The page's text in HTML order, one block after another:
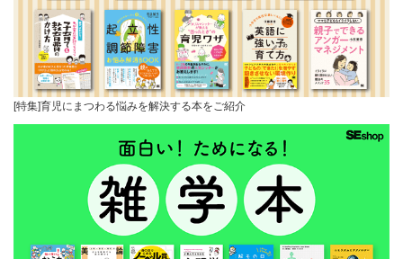
[特集]育児にまつわる悩みを解決する本をご紹介